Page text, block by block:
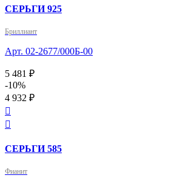
СЕРЬГИ 925
Бриллиант
Арт. 02-2677/000Б-00
5 481 ₽
-10%
4 932 ₽


СЕРЬГИ 585
Фианит